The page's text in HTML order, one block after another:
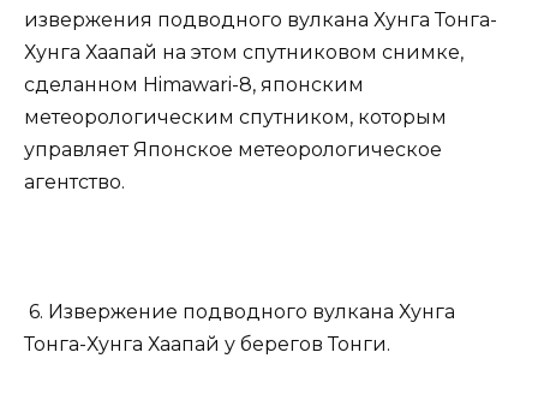
извержения подводного вулкана Хунга Тонга-
Хунга Хаапай на этом спутниковом снимке,
сделанном Himawari-8, японским
метеорологическим спутником, которым
управляет Японское метеорологическое
агентство.
6. Извержение подводного вулкана Хунга
Тонга-Хунга Хаапай у берегов Тонги.